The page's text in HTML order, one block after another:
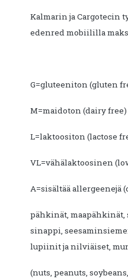
Kalmarin ja Cargotecin
edenred mobiililla
G=gluteeniton (gluten
M=maidoton (dairy free)
L=laktoositon (lactose
VL=vähälaktoosinen
A=sisältää allergeenejä
pähkinät, maapähkinät,
sinappi,
lupiinit ja nilviäiset,
(nuts, peanuts,